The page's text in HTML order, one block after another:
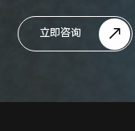
立即咨询